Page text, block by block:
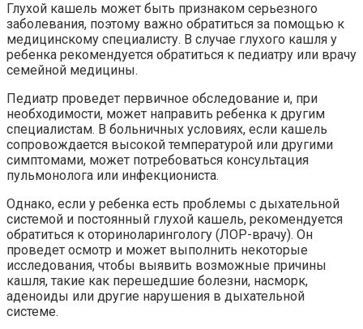
Глухой кашель может быть признаком серьезного
заболевания, поэтому важно обратиться за помощью к
медицинскому специалисту. В случае глухого кашля у
ребенка рекомендуется обратиться к педиатру или врачу
семейной медицины.
Педиатр проведет первичное обследование и, при
необходимости, может направить ребенка к другим
специалистам. В больничных условиях, если кашель
сопровождается высокой температурой или другими
симптомами, может потребоваться консультация
пульмонолога или инфекциониста.
Однако, если у ребенка есть проблемы с дыхательной
системой и постоянный глухой кашель, рекомендуется
обратиться к оториноларингологу (ЛОР-врачу). Он
проведет осмотр и может выполнить некоторые
исследования, чтобы выявить возможные причины
кашля, такие как перешедшие болезни, насморк,
аденоиды или другие нарушения в дыхательной
системе.